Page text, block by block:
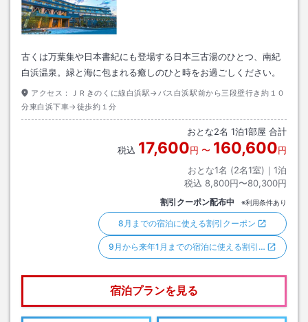
古くは万葉集や日本書紀にも登場する日本三古湯のひとつ、南紀
白浜温泉。緑と海に包まれる癒しのひと時をお過ごしください。
アクセス：
ＪＲきのくに線白浜駅→バス白浜駅前から三段壁行き約１０
分東白浜下車→徒歩約１分
おとな2名 1泊1部屋 合計
税込 17,600円 〜 160,600円
おとな1名 (2名1室)｜ 1泊
税込 8,800円〜80,300円
割引クーポン配布中 ※利用条件あり
8月までの宿泊に使える割引クーポン
9月から来年1月までの宿泊に使える割引…
宿泊プランを見る